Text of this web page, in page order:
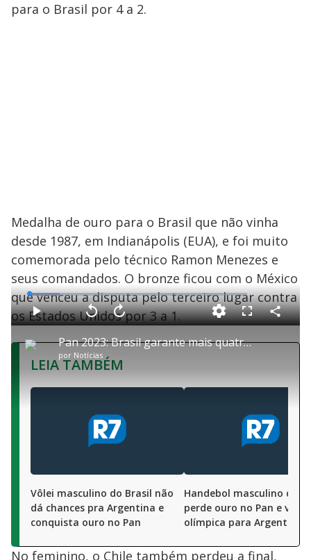
para o Brasil por 4 a 2.
Medalha de ouro para o Brasil que não vinha
desde 1987, em Indianápolis (EUA), e foi muito
comemorada pelo técnico Ramon Menezes e
seus comandados. O bronze ficou com o México
que venceu a disputa pelo terceiro lugar contra
os Estados Unidos por 3 a 1.
P
l
y
V
Pan 2023: Brasil garante mais quatro medalhas de ouro
por Notícias
P
y
V
l
t
a
r
0
e
d
o
A
a
n
r
1
s
n
d
o
s
u
d
o
L
o
a
d
e
1
.
8
6
F
l
n
C
o
p
a
LEIA TAMBÉM
Vôlei masculino do Brasil não
dá chances pra Argentina e
conquista ouro no Pan
Handebol masculino do
perde ouro no Pan e vaga
olímpica para Argentina
No feminino, o Chile também perdeu a final,